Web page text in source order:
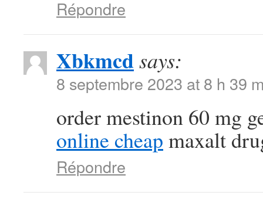
Répondre
Xbkmcdsays:
8 septembre 2023 at 8 h 39
order mestinon 60 mg
online cheap maxalt
Répondre